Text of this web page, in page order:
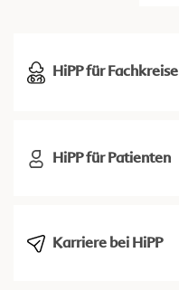
HiPP für Fachkreise
HiPP für Patienten
Karriere bei HiPP